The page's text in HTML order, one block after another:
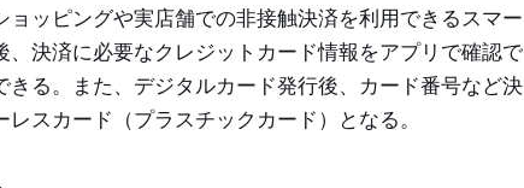
ッピングや実店舗での非接触決済を利用できるスマー
決済に必要なクレジットカード情報をアプリで確認で
る。また、デジタルカード発行後、カード番号など決
スカード（プラスチックカード）となる。